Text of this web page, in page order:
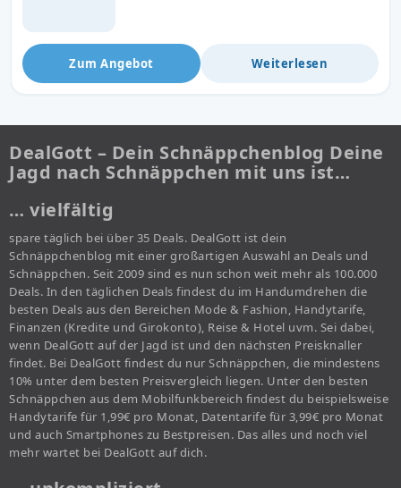
Zum Angebot Weiterlesen
DealGott – Dein Schnäppchenblog Deine
Jagd nach Schnäppchen mit uns ist…
… vielfältig
spare täglich bei über 35 Deals. DealGott ist dein
Schnäppchenblog mit einer großartigen Auswahl an Deals und
Schnäppchen. Seit 2009 sind es nun schon weit mehr als 100.000
Deals. In den täglichen Deals findest du im Handumdrehen die
besten Deals aus den Bereichen Mode & Fashion, Handytarife,
Finanzen (Kredite und Girokonto), Reise & Hotel uvm. Sei dabei,
wenn DealGott auf der Jagd ist und den nächsten Preisknaller
findet. Bei DealGott findest du nur Schnäppchen, die mindestens
10% unter dem besten Preisvergleich liegen. Unter den besten
Schnäppchen aus dem Mobilfunkbereich findest du beispielsweise
Handytarife für 1,99€ pro Monat, Datentarife für 3,99€ pro Monat
und auch Smartphones zu Bestpreisen. Das alles und noch viel
mehr wartet bei DealGott auf dich.